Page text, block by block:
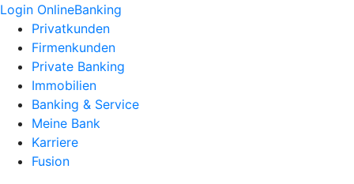
Login OnlineBanking
Privatkunden
Firmenkunden
Private Banking
Immobilien
Banking & Service
Meine Bank
Karriere
Fusion